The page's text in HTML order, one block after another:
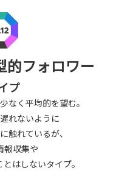
的フォロワー
プ
なく平均的を望む。
れないように
触れているが、
報収集や
はしないタイプ。